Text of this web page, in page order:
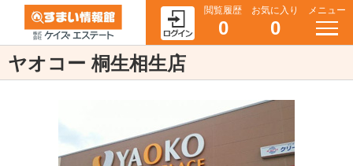
閲覧履歴
0
お気に入り
0
メニュー
ヤオコー 桐生相生店